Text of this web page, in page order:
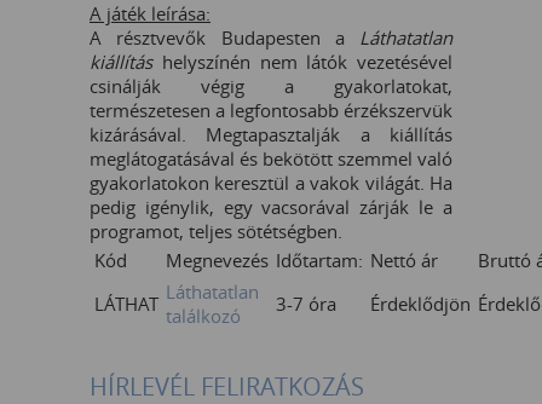
A játék leírása:
A résztvevők Budapesten a Láthatatlan
kiállításhelyszínén nem látók vezetésével
csinálják végig a gyakorlatokat,
természetesen a legfontosabb érzékszervük
kizárásával. Megtapasztalják a kiállítás
meglátogatásával és bekötött szemmel való
gyakorlatokon keresztül a vakok világát. Ha
pedig igénylik, egy vacsorával zárják le a
programot, teljes sötétségben.
Kód
Megnevezés Időtartam: Nettó ár
Bruttó
LÁTHAT Láthatatlan
találkozó
3-7 óra Érdeklődjön
HÍRLEVÉL FELIRATKOZÁS